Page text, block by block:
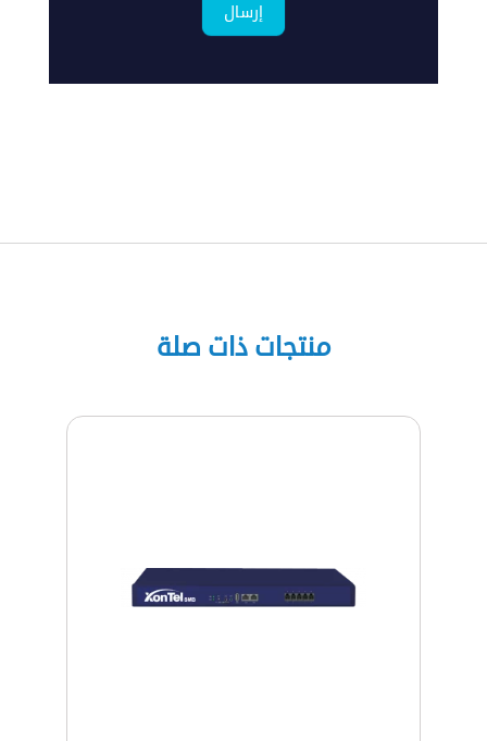
إرسال
منتجات ذات صلة